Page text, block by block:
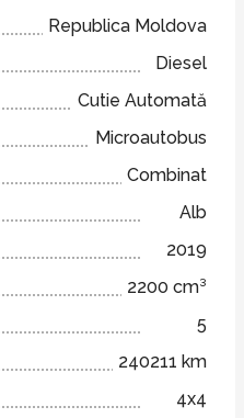
Republica Moldova
Diesel
Cutie Automată
Microautobus
Combinat
Alb
2019
2200 cm³
5
240211 km
4x4